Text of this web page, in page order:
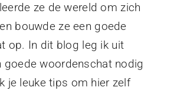
ze de wereld om zich
bouwde ze een goede
op. In dit blog leg ik uit
goede woordenschat nodig
je leuke tips om hier zelf